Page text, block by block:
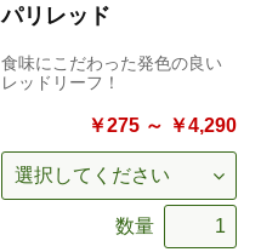
パリレッド
食味にこだわった発色の良い
レッドリーフ！
￥275 ～ ￥4,290
数量